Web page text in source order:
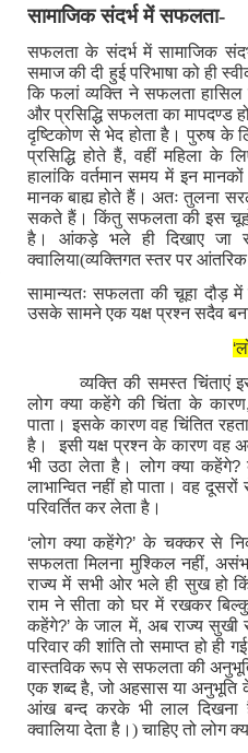
सामाजिक संदर्भ में सफलता-
सफलता के संदर्भ में सामाजिक
समाज की दी हुई परिभाषा को ही
कि फलां व्यक्ति ने सफलता
और प्रसिद्धि सफलता का मापदण्ड
दृष्टिकोण से भेद होता है। पुरुष के
प्रसिद्धि होते हैं,वहीं महिला के
हालांकि वर्तमान समय में इन
मानक बाह्य होते हैं। अतः तुलना
सकते हैं। किंतु सफलता की इस चूहों
है। आंकड़े भले ही दिखाए जा
क्वालिया(व्यक्तिगत स्तर पर
सामान्यतः सफलता की चूहा दौड़
उसके सामने एक यक्ष प्रश्न सदैव
‘
व्यक्ति की समस्तचिंताएं
लोग क्या कहेंगे की चिंता के कारण
पाता। इसके कारण वह चिंतित
है।
इसी यक्ष प्रश्न के कारण वह
भी उठा लेता है। लोग क्या कहेंगे?
लाभान्वित नहीं हो पाता। वह
परिवर्तित कर लेता है।
‘लोग क्या कहेंगे?’के चक्कर से
सफलता मिलना मुश्किल नहीं,
राज्य में सभी ओर भले ही सुख हो
राम ने सीता को घर में रखकर
कहेंगे?’के जाल में, अब राज्य सुखी
परिवार की शांति तो समाप्त हो
वास्तविक रूप से सफलता की
एक शब्द है,जो अहसास या अनुभूति
आंख बन्द करके भी लाल दिखना
क्वालिया देता है।) चाहिए तो